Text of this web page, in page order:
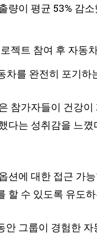
량이 평균 53% 감
젝트 참여 후 자동
차를 완전히 포기
참가자들이 건강
다는 성취감을 느
션에 대한 접근 가
할 수 있도록 유도
안 그룹이 경험한